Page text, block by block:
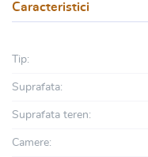
Caracteristici
Tip:
Suprafata:
Suprafata teren:
Camere: